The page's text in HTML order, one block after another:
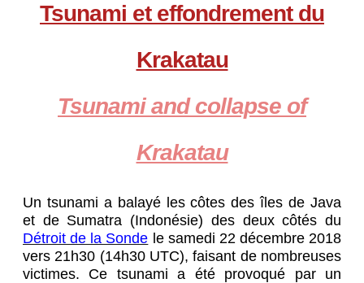
Tsunami et effondrement du
Krakatau
Tsunami and collapse of
Krakatau
Un tsunami a balayé les côtes des îles de Java
et de Sumatra (Indonésie) des deux côtés du
Détroit de la Sonde le samedi 22 décembre 2018
vers 21h30 (14h30 UTC), faisant de nombreuses
victimes. Ce tsunami a été provoqué par un